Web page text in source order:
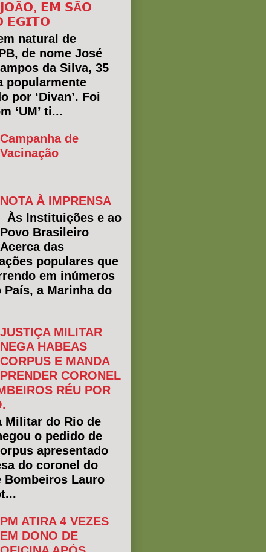
𝗝𝗢Ã𝗢, 𝗘𝗠 𝗦Ã𝗢
𝗘𝗚𝗜𝗧𝗢
natural de
de nome José
da Silva, 35
popularmente
por ‘Divan’. Foi
‘UM’ ti...
Campanha de
Vacinação
NOTA À IMPRENSA
Às Instituições e ao
Povo Brasileiro
Acerca das
populares que
em inúmeros
País, a Marinha do
JUSTIÇA MILITAR
NEGA HABEAS
CORPUS E MANDA
PRENDER CORONEL
RÉU POR
Militar do Rio de
o pedido de
apresentado
do coronel do
Bombeiros Lauro
PM ATIRA 4 VEZES
EM DONO DE